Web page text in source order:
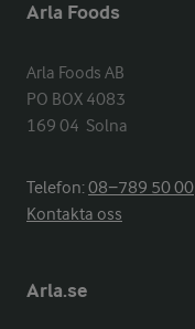
Arla Foods
Arla Foods AB
PO BOX 4083
169 04  Solna
Telefon:08−789 50 00
Kontakta oss
Arla.se